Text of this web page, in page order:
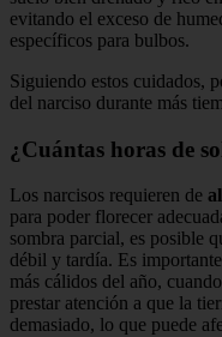
evitando el exceso de
específicos para bulbos.
Siguiendo estos cuidados,
del narciso durante más
¿Cuántas horas de
Los narcisos requieren de
para poder florecer
sombra parcial, es posible
débil y tardía. Es
más cálidos del año,
prestar atención a que la
demasiado, lo que puede